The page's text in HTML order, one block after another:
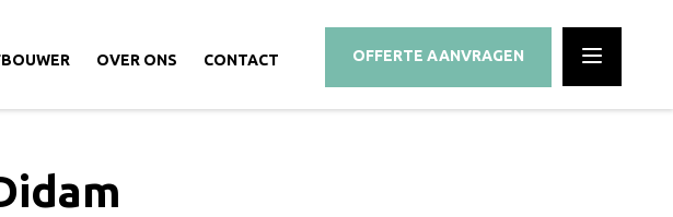
OVER ONS CONTACT OFFERTE AANVRAGEN